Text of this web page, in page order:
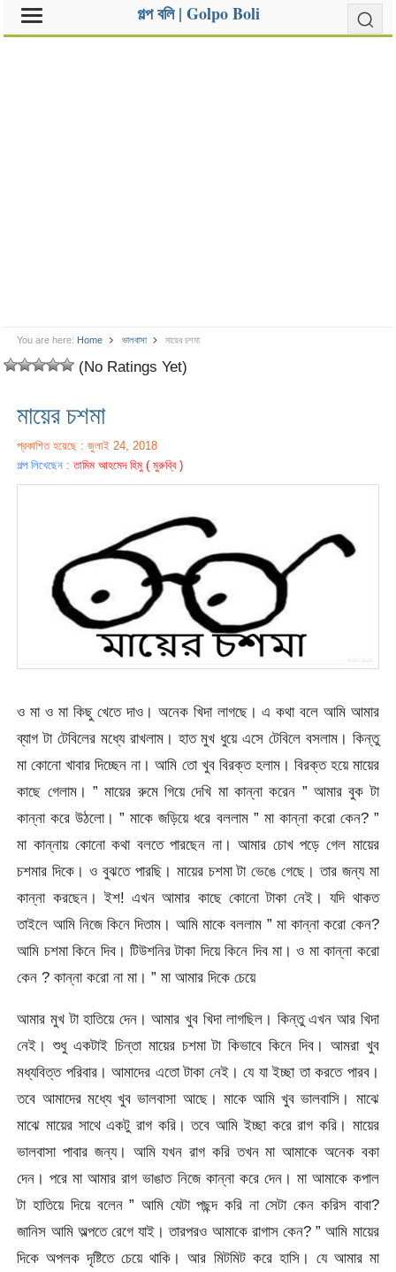
গল্প বলি | Golpo Boli
You are here: Home ভালবাসা মায়ের চশমা
(No Ratings Yet)
মায়ের চশমা
প্রকাশিত হয়েছে : জুলাই 24, 2018
গল্প লিখেছেন :তামিম আহমেদ হিমু ( মুরুব্বি )
ও মা ও মা কিছু খেতে দাও। অনেক খিদা লাগছে। এ কথা বলে আমি আমার
ব্যাগ টা টেবিলের মধ্যে রাখলাম। হাত মুখ ধুয়ে এসে টেবিলে বসলাম। কিন্তু
মা কোনো খাবার দিচ্ছেন না। আমি তো খুব বিরক্ত হলাম। বিরক্ত হয়ে মায়ের
কাছে গেলাম। ” মায়ের রুমে গিয়ে দেখি মা কান্না করেন ” আমার বুক টা
কান্না করে উঠলো। ” মাকে জড়িয়ে ধরে বললাম ” মা কান্না করো কেন? ”
মা কান্নায় কোনো কথা বলতে পারছেন না। আমার চোখ পড়ে গেল মায়ের
চশমার দিকে। ও বুঝতে পারছি। মায়ের চশমা টা ভেঙে গেছে। তার জন্য মা
কান্না করছেন। ইশ! এখন আমার কাছে কোনো টাকা নেই। যদি থাকত
তাইলে আমি নিজে কিনে দিতাম। আমি মাকে বললাম ” মা কান্না করো কেন?
আমি চশমা কিনে দিব। টিউশনির টাকা দিয়ে কিনে দিব মা। ও মা কান্না করো
কেন ? কান্না করো না মা। ” মা আমার দিকে চেয়ে
আমার মুখ টা হাতিয়ে দেন। আমার খুব খিদা লাগছিল। কিন্তু এখন আর খিদা
নেই। শুধু একটাই চিন্তা মায়ের চশমা টা কিভাবে কিনে দিব। আমরা খুব
মধ্যবিত্ত পরিবার। আমাদের এতো টাকা নেই। যে যা ইচ্ছা তা করতে পারব।
তবে আমাদের মধ্যে খুব ভালবাসা আছে। মাকে আমি খুব ভালবাসি। মাঝে
মাঝে মায়ের সাথে একটু রাগ করি। তবে আমি ইচ্ছা করে রাগ করি। মায়ের
ভালবাসা পাবার জন্য। আমি যখন রাগ করি তখন মা আমাকে অনেক বকা
দেন। পরে মা আমার রাগ ভাঙাত নিজে কান্না করে দেন। মা আমাকে কপাল
টা হাতিয়ে দিয়ে বলেন ” আমি যেটা পছন্দ করি না সেটা কেন করিস বাবা?
জানিস আমি অল্পতে রেগে যাই। তারপরও আমাকে রাগাস কেন? ” আমি মায়ের
দিকে অপলক দৃষ্টিতে চেয়ে থাকি। আর মিটমিট করে হাসি। যে আমার মা